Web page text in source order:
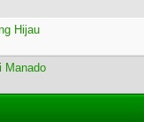
Hijau- 5 dari 5 secara Rata-
Manado
1.5 dari 5 secara Rata-rata
1